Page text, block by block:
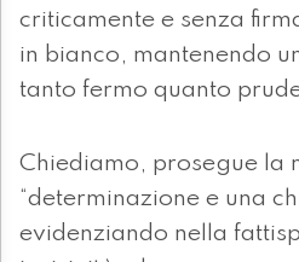
criticamente e senza
in bianco, mantenendo
tanto fermo quanto
Chiediamo, prosegue la
“determinazione e una
evidenziando nella